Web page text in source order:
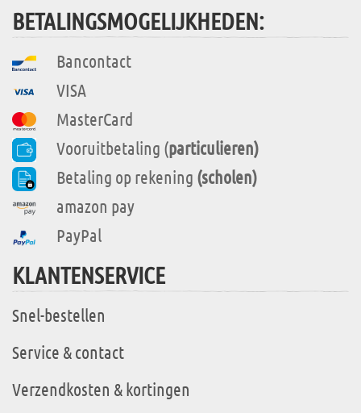
BETALINGSMOGELIJKHEDEN:
Bancontact
VISA
MasterCard
Vooruitbetaling (particulieren)
Betaling op rekening (scholen)
amazon pay
PayPal
KLANTENSERVICE
Snel-bestellen
Service & contact
Verzendkosten & kortingen